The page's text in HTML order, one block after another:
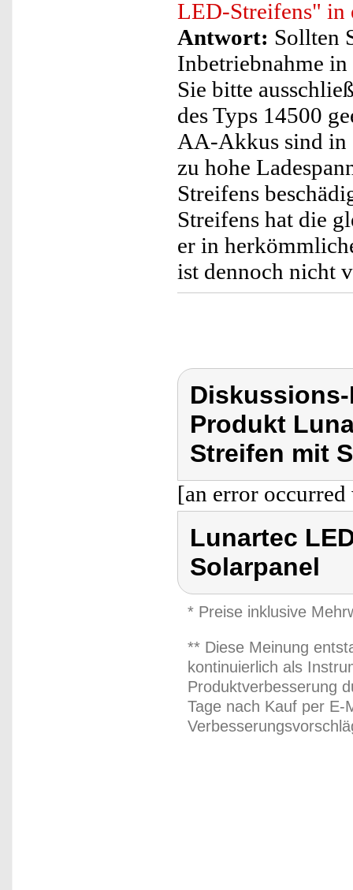
LED-Streifens" in
Antwort: Sollten
Inbetriebnahme
Sie bitte
des Typs 14500
AA-Akkus sind in
zu hohe
Streifens
Streifens hat die
er in
ist dennoch nicht
Produkt
Streifen mit
[an error
Lunartec
Solarpanel
* Preise inklusive
** Diese Meinung
kontinuierlich als
Produktverbesserung
Tage nach Kauf per E-